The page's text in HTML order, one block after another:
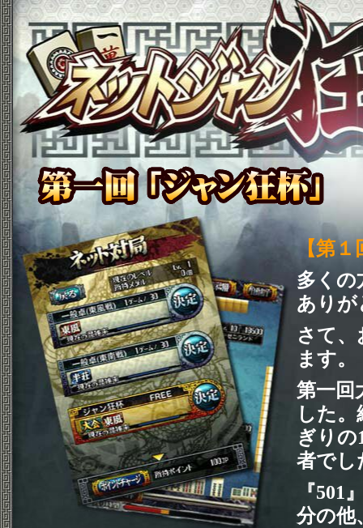
【第
多くの
ありが
さて
ます。
第一回
した。
ぎりの
者でし
『501
分の他